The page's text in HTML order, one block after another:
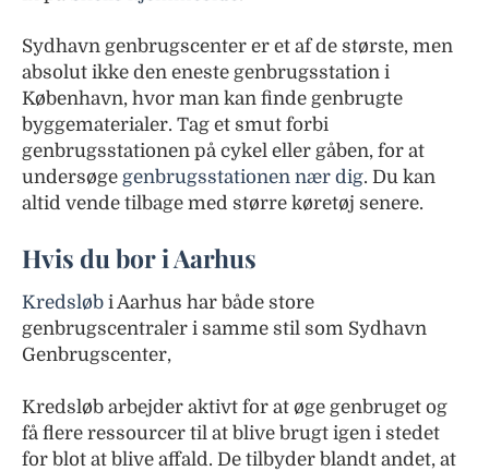
Sydhavn genbrugscenter er et af de største, men
absolut ikke den eneste genbrugsstation i
København, hvor man kan finde genbrugte
byggematerialer. Tag et smut forbi
genbrugsstationen på cykel eller gåben, for at
undersøge genbrugsstationen nær dig. Du kan
altid vende tilbage med større køretøj senere.
Hvis du bor i Aarhus
Kredsløb i Aarhus har både store
genbrugscentraler i samme stil som Sydhavn
Genbrugscenter,
Kredsløb arbejder aktivt for at øge genbruget og
få flere ressourcer til at blive brugt igen i stedet
for blot at blive affald. De tilbyder blandt andet, at